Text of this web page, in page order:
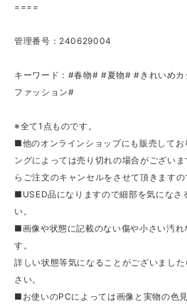
====
管理番号：240629004
キーワード：#春物# #夏物# #きれいめ
ファッション#
※全て1点ものです。
■他のオンラインショップにも販売してお
ングによっては売り切れの場合がござい
らご注文のキャンセルをさせて頂きますの
■USED品になりますので細部を気になさ
い。
■画像や状態に記載のない傷や小さい汚れ
す。
詳しい状態等気になることがございまし
さい。
■お使いのPCによっては画像と実物の色